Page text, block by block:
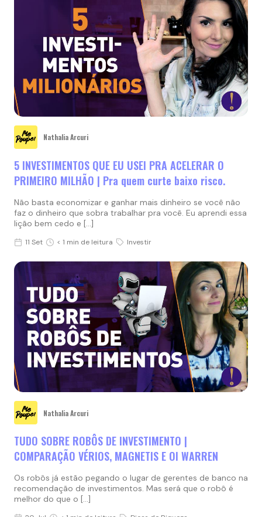
Nathalia Arcuri
5 INVESTIMENTOS QUE EU USEI PRA ACELERAR O
PRIMEIRO MILHÃO | Pra quem curte baixo risco.
Não basta economizar e ganhar mais dinheiro se você não
faz o dinheiro que sobra trabalhar pra você. Eu aprendi essa
lição bem cedo e […]
11 Set < 1 min de leitura Investir
Nathalia Arcuri
TUDO SOBRE ROBÔS DE INVESTIMENTO |
COMPARAÇÃO VÉRIOS, MAGNETIS E OI WARREN
Os robôs já estão pegando o lugar de gerentes de banco na
recomendação de investimentos. Mas será que o robô é
melhor do que o […]